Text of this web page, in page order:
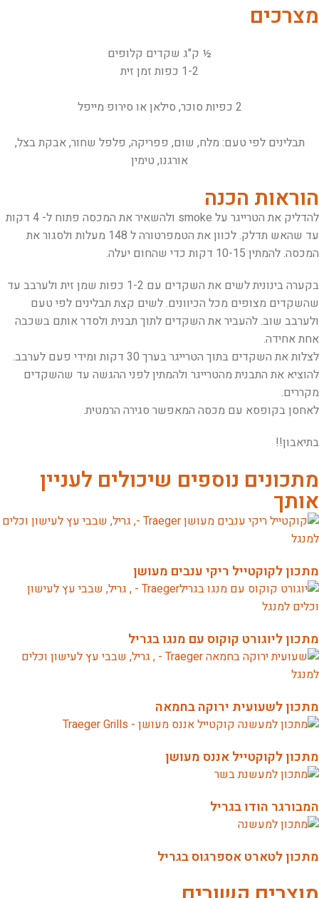
מצרכים
½ ק"ג שקדים קלופים
1-2 כפות זמן זית
2 כפיות סוכר, סילאן או סירופ מייפל
תבלינים לפי טעם: מלח, שום, פפריקה, פלפל שחור, אבקת בצל,
אורגנו, טימין
הוראות הכנה
להדליק את הטרייגר על smoke ולהשאיר את המכסה פתוח ל- 4 דקות
עד שהאש תדלק. לכוון את הטמפרטורה ל 148 מעלות ולסגור את
המכסה. להמתין 10-15 דקות כדי שהחום יעלה.
בקערה בינונית לשים את השקדים עם 1-2 כפות שמן זית ולערבב עד
שהשקדים מצופים מכל הכיוונים. לשים קצת תבלינים לפי טעם
ולערבב שוב. להעביר את השקדים לתוך תבנית ולסדר אותם בשכבה
אחת אחידה.
לצלות את השקדים בתוך הטרייגר בערך 30 דקות ומידי פעם לערבב.
להוציא את התבנית מהטרייגר ולהמתין לפני ההגשה עד שהשקדים
מקררים.
לאחסן בקופסא עם מכסה המאפשר סגירה הרמטית.
בתיאבון!!
מתכונים נוספים שיכולים לעניין
אותך
מתכון לקוקטייל ריקי ענבים מעושן
מתכון ליוגורט קוקוס עם מנגו בגריל
מתכון לשעועית ירוקה בחמאה
מתכון לקוקטייל אננס מעושן
המבורגר הודו בגריל
מתכון לטארט אספרגוס בגריל